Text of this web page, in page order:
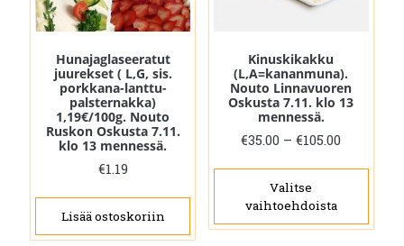
Hunajaglaseeratut
juurekset ( L,G, sis.
porkkana-lanttu-
palsternakka)
1,19€/100g. Nouto
Ruskon Oskusta 7.11.
klo 13 mennessä.
€1.19
Lisää ostoskoriin
Kinuskikakku
(L,A=kananmuna).
Nouto Linnavuoren
Oskusta 7.11. klo 13
mennessä.
€35.00 – €105.00
Valitse
vaihtoehdoista